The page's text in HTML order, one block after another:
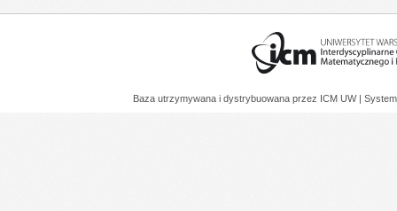
Baza utrzymywana i dystrybuowana przez ICM UW |